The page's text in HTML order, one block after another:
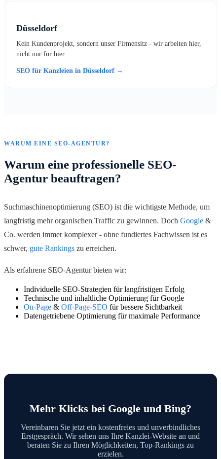
Düsseldorf
Kein Kundenprojekt, sondern unser Firmensitz - wir arbeiten hier,
nicht nur für hier.
SEO für Kanzleien in Düsseldorf →
WARUM EINE SEO-AGENTUR?
Warum eine professionelle SEO-
Agentur beauftragen?
Suchmaschinenoptimierung (SEO) ist die wichtigste Methode, um
langfristig mehr organischen Traffic zu gewinnen. Doch Google &
Co. werden immer komplexer - ohne fundiertes Fachwissen ist es
schwer, gute Rankings zu erreichen.
Als erfahrene SEO-Agentur bieten wir:
Individuelle SEO-Strategien für langfristigen Erfolg
Technische und inhaltliche Optimierung für Google
On-Page & Off-Page-SEO für bessere Sichtbarkeit
Datengetriebene Optimierung für maximale Performance
Mehr Klicks bei Google und Bing?
Vereinbaren Sie jetzt ein kostenfreies und unverbindliches
Erstgespräch. Wir sehen uns Ihre Kanzlei-Website an und
beraten Sie zu Ihren Möglichkeiten, Top-Rankings zu
erzielen.